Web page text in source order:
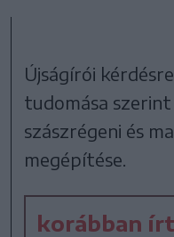
Újságírói
tudomása szerint
szászrégeni és
megépítése.
korábban